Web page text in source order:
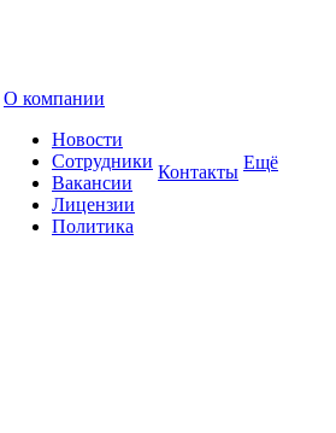
О компании
Новости
Сотрудники
Вакансии
Лицензии
Политика
Контакты Ещё